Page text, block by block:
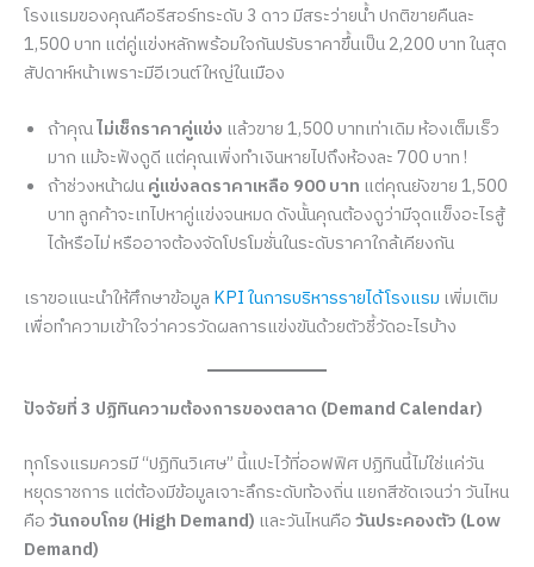
โรงแรมของคุณคือรีสอร์ทระดับ 3 ดาว มีสระว่ายน้ำ ปกติขายคืนละ
1,500 บาท แต่คู่แข่งหลักพร้อมใจกันปรับราคาขึ้นเป็น 2,200 บาท ในสุด
สัปดาห์หน้าเพราะมีอีเวนต์ใหญ่ในเมือง
ถ้าคุณไม่เช็กราคาคู่แข่ง แล้วขาย 1,500 บาทเท่าเดิม ห้องเต็มเร็ว
มาก แม้จะฟังดูดี แต่คุณเพิ่งทำเงินหายไปถึงห้องละ 700 บาท !
ถ้าช่วงหน้าฝนคู่แข่งลดราคาเหลือ 900 บาท แต่คุณยังขาย 1,500
บาท ลูกค้าจะเทไปหาคู่แข่งจนหมด ดังนั้นคุณต้องดูว่ามีจุดแข็งอะไรสู้
ได้หรือไม่ หรืออาจต้องจัดโปรโมชั่นในระดับราคาใกล้เคียงกัน
เราขอแนะนำให้ศึกษาข้อมูล KPI ในการบริหารรายได้โรงแรม เพิ่มเติม
เพื่อทำความเข้าใจว่าควรวัดผลการแข่งขันด้วยตัวชี้วัดอะไรบ้าง
ปัจจัยที่ 3 ปฏิทินความต้องการของตลาด (Demand Calendar)
ทุกโรงแรมควรมี “ปฏิทินวิเศษ” นี้แปะไว้ที่ออฟฟิศ ปฏิทินนี้ไม่ใช่แค่วัน
หยุดราชการ แต่ต้องมีข้อมูลเจาะลึกระดับท้องถิ่น แยกสีชัดเจนว่า วันไหน
คือวันกอบโกย (High Demand) และวันไหนคือวันประคองตัว (Low
Demand)